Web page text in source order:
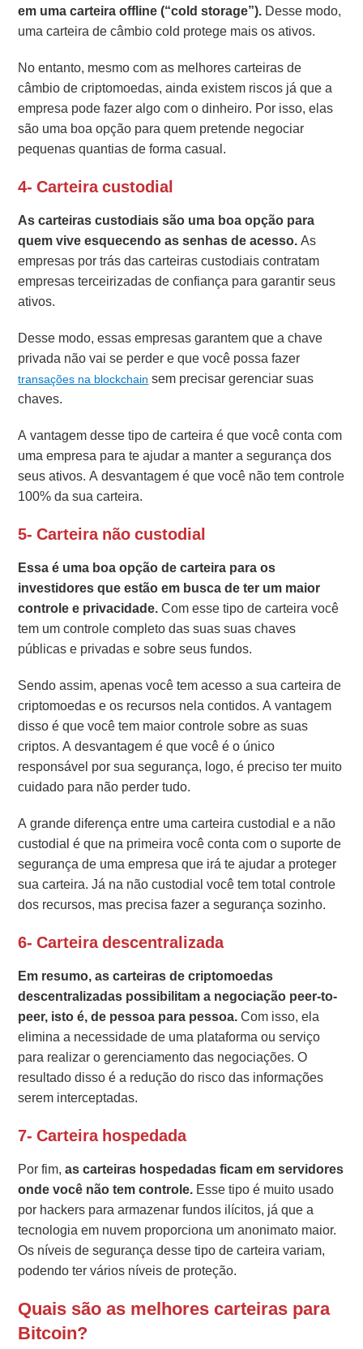
em uma carteira offline (“cold storage”). Desse modo,
uma carteira de câmbio cold protege mais os ativos.
No entanto, mesmo com as melhores carteiras de
câmbio de criptomoedas, ainda existem riscos já que a
empresa pode fazer algo com o dinheiro. Por isso, elas
são uma boa opção para quem pretende negociar
pequenas quantias de forma casual.
4- Carteira custodial
As carteiras custodiais são uma boa opção para
quem vive esquecendo as senhas de acesso.As
empresas por trás das carteiras custodiais contratam
empresas terceirizadas de confiança para garantir seus
ativos.
Desse modo, essas empresas garantem que a chave
privada não vai se perder e que você possa fazer
transações na blockchain sem precisar gerenciar suas
chaves.
A vantagem desse tipo de carteira é que você conta com
uma empresa para te ajudar a manter a segurança dos
seus ativos. A desvantagem é que você não tem controle
100% da sua carteira.
5- Carteira não custodial
Essa é uma boa opção de carteira para os
investidores que estão em busca de ter um maior
controle e privacidade.Com esse tipo de carteira você
tem um controle completo das suas suas chaves
públicas e privadas e sobre seus fundos.
Sendo assim, apenas você tem acesso a sua carteira de
criptomoedas e os recursos nela contidos. A vantagem
disso é que você tem maior controle sobre as suas
criptos. A desvantagem é que você é o único
responsável por sua segurança, logo, é preciso ter muito
cuidado para não perder tudo.
A grande diferença entre uma carteira custodial e a não
custodial é que na primeira você conta com o suporte de
segurança de uma empresa que irá te ajudar a proteger
sua carteira. Já na não custodial você tem total controle
dos recursos, mas precisa fazer a segurança sozinho.
6- Carteira descentralizada
Em resumo, as carteiras de criptomoedas
descentralizadas possibilitam a negociação peer-to-
peer, isto é, de pessoa para pessoa.Com isso, ela
elimina a necessidade de uma plataforma ou serviço
para realizar o gerenciamento das negociações. O
resultado disso é a redução do risco das informações
serem interceptadas.
7- Carteira hospedada
Por fim,as carteiras hospedadas ficam em servidores
onde você não tem controle. Esse tipo é muito usado
por hackers para armazenar fundos ilícitos, já que a
tecnologia em nuvem proporciona um anonimato maior.
Os níveis de segurança desse tipo de carteira variam,
podendo ter vários níveis de proteção.
Quais são as melhores carteiras para
Bitcoin?